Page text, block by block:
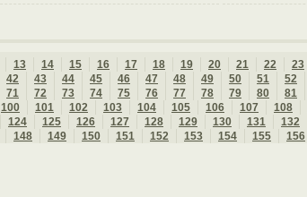
13 14 15 16 17 18 19 20 21 22 23
42 43 44 45 46 47 48 49 50 51 52
71 72 73 74 75 76 77 78 79 80 81
100 101 102 103 104 105 106 107 108
124 125 126 127 128 129 130 131 132
148 149 150 151 152 153 154 155 156